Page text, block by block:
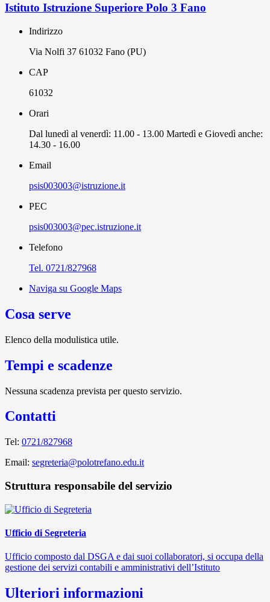
Istituto Istruzione Superiore Polo 3 Fano
Indirizzo
Via Nolfi 37 61032 Fano (PU)
CAP
61032
Orari
Dal lunedì al venerdì: 11.00 - 13.00 Martedì e Giovedì anche:
14.30 - 16.00
Email
psis003003@istruzione.it
PEC
psis003003@pec.istruzione.it
Telefono
Tel. 0721/827968
Naviga su Google Maps
Cosa serve
Elenco della modulistica utile.
Tempi e scadenze
Nessuna scadenza prevista per questo servizio.
Contatti
Tel: 0721/827968
Email: segreteria@polotrefano.e​du.it
Struttura responsabile del servizio
Ufficio di Segreteria
Ufficio composto dal DSGA e dai suoi collaboratori, si occupa della
gestione dei servizi contabili e amministrativi dell’Istituto
Ulteriori informazioni